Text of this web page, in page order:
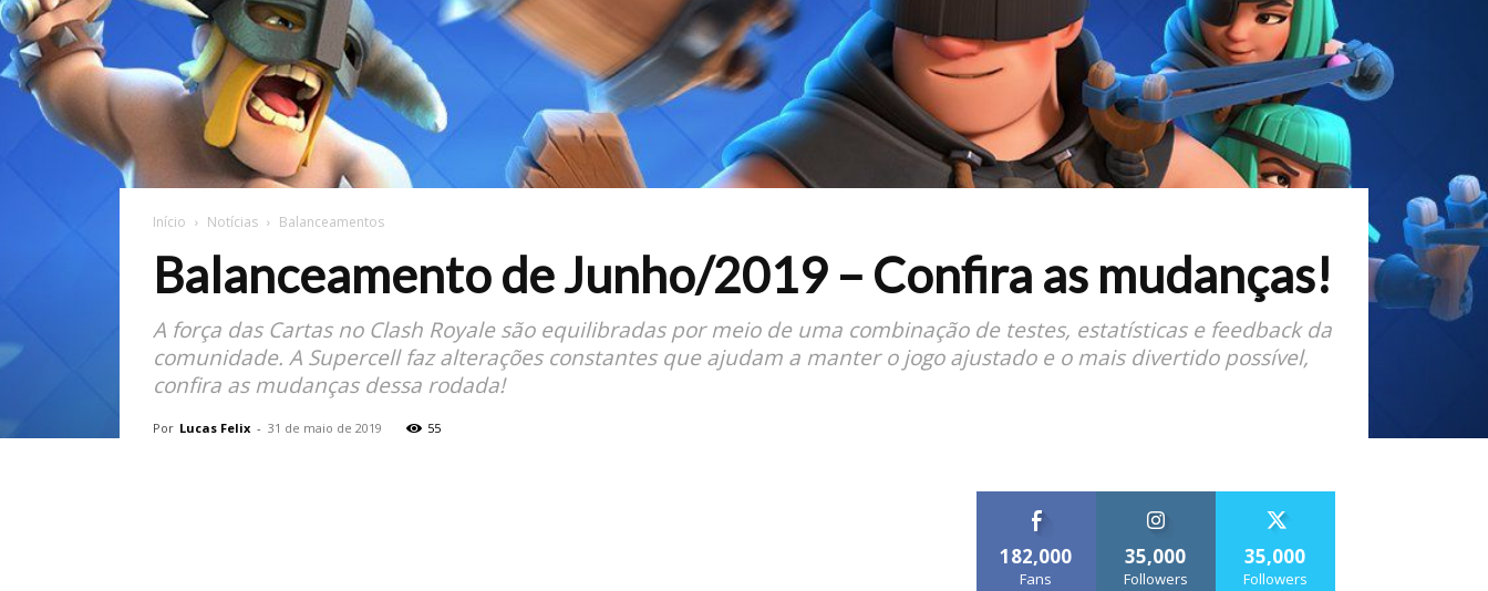
Início Notícias Balanceamentos
Balanceamento de Junho/2019 – Confira as mudanças!
A força das Cartas no Clash Royale são equilibradas por meio de uma combinação de testes, estatísticas e feedback da
comunidade. A Supercell faz alterações constantes que ajudam a manter o jogo ajustado e o mais divertido possível,
confira as mudanças dessa rodada!
Por Lucas Felix - 31 de maio de 2019 55
182,000
Fans
35,000
Followers
35,000
Followers